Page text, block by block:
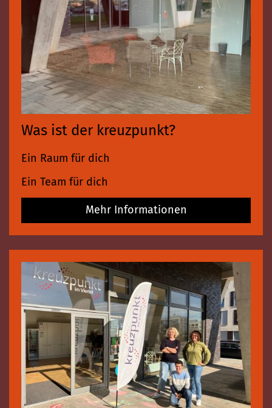
Was ist der kreuzpunkt?
Ein Raum für dich
Ein Team für dich
Mehr Informationen